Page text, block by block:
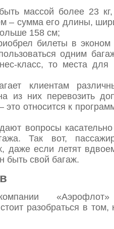
массой более 23
– сумма его длины,
158 см;
билеты в эконом
одним
класс, то места для
клиентам
из них перевозить
это относится к
вопросы
Так вот,
даже если летят
быть свой багаж.
разобраться в том,